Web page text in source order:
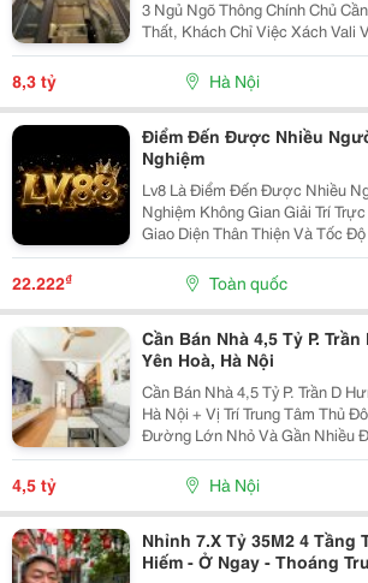
3 Ngủ Ngõ Thông Chính Chủ
Thất, Khách Chỉ Việc Xách Vali Về Ở Sổ Đỏ
8,3 tỷ Hà Nội
Điểm Đến Được Nhiều
Nghiệm
Lv8 Là Điểm Đến Được Nhiều
Nghiệm Không Gian Giải Trí
Giao Diện Thân Thiện Và Tốc
Cung Cấp Đa Dạng Trò Chơi,
Hỗ Trợ Trên Nhiều Thiết Bị Và
22.222₫ Toàn quốc
Cần Bán Nhà 4,5 Tỷ P.
Yên Hoà, Hà Nội
Cần Bán Nhà 4,5 Tỷ P. Trần D
Hà Nội + Vị Trí Trung Tâm Thủ
Đường Lớn Nhỏ Và Gần Nhiều
V.v... + Diện Tích Gia Đình Sử
+ Ô-Tô Vào Cửa, Nhà Có 2
4,5 tỷ Hà Nội
Nhỉnh 7.X Tỷ 35M2 4
Hiếm - Ở Ngay - Thoáng